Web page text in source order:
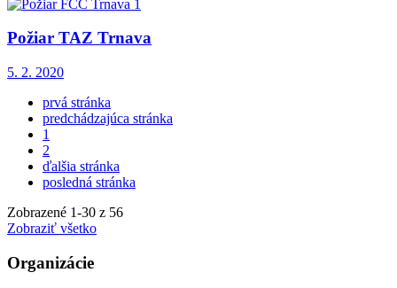
Požiar TAZ Trnava
5. 2. 2020
prvá stránka
predchádzajúca stránka
1
2
ďalšia stránka
posledná stránka
Zobrazené 1-30 z 56
Zobraziť všetko
Organizácie